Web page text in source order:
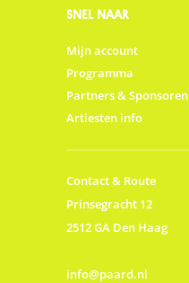
SNEL NAAR
Mijn account
Programma
Partners & Sponsoren
Artiesten info
Contact & Route
Prinsegracht 12
2512 GA Den Haag
info@paard.nl